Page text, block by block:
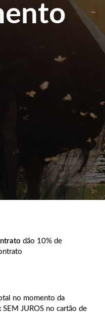
dão 10% de
no momento da
JUROS no cartão de